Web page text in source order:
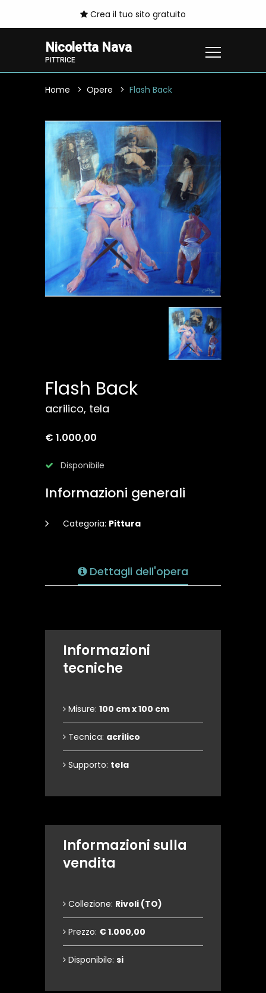
Crea il tuo sito gratuito
Nicoletta Nava
PITTRICE
Home Opere Flash Back
Flash Back
acrilico, tela
€ 1.000,00
Disponibile
Informazioni generali
Categoria: Pittura
Dettagli dell'opera
Informazioni
tecniche
Misure: 100 cm x 100 cm
Tecnica: acrilico
Supporto: tela
Informazioni sulla
vendita
Collezione: Rivoli (TO)
Prezzo: € 1.000,00
Disponibile: si